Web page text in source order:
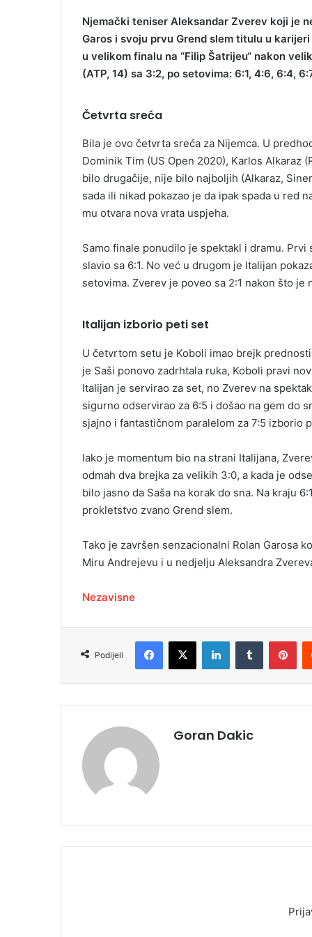
Njemački teniser Aleksandar Zverev koji je
Garos i svoju prvu Grend slem titulu u
u velikom finalu na “Filip Šatrijeu“ nakon
(ATP, 14) sa 3:2, po setovima: 6:1, 4:6, 6:4,
Četvrta sreća
Bila je ovo četvrta sreća za Nijemca. U
Dominik Tim (US Open 2020), Karlos Alkaraz
bilo drugačije, nije bilo najboljih (Alkaraz,
sada ili nikad pokazao je da ipak spada u red
mu otvara nova vrata uspjeha.
Samo finale ponudilo je spektakl i dramu.
slavio sa 6:1. No već u drugom je Italijan
setovima. Zverev je poveo sa 2:1 nakon što
Italijan izborio peti set
U četvrtom setu je Koboli imao brejk
je Saši ponovo zadrhtala ruka, Koboli pravi
Italijan je servirao za set, no Zverev na
sigurno odservirao za 6:5 i došao na gem do
sjajno i fantastičnom paralelom za 7:5 izborio
Iako je momentum bio na strani Italijana,
odmah dva brejka za velikih 3:0, a kada je
bilo jasno da Saša na korak do sna. Na kraju
prokletstvo zvano Grend slem.
Tako je završen senzacionalni Rolan Garosa
Miru Andrejevu i u nedjelju Aleksandra
Nezavisne
Podijeli
Goran Dakic